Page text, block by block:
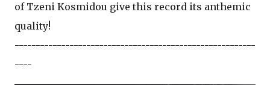
of Tzeni Kosmidou give this record its anthemic
quality!
---------------------------------------------------------
----